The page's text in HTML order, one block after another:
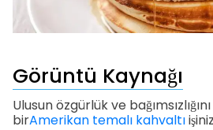
Görüntü Kaynağı
Ulusun özgürlük ve
birAmerikan temalı kahvaltı